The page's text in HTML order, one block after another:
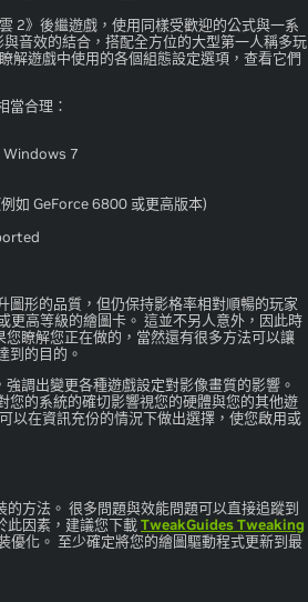
2》後繼遊戲，使用同樣受歡迎的公式與一系
音效的結合，搭配全方位的大型第一人稱多玩
解遊戲中使用的各個組態設定選項，查看它們
當合理：
Windows 7
如 GeForce 6800 或更高版本)
形的品質，但仍保持影格率相對順暢的玩家
更高等級的繪圖卡。 這並不另人意外，因此時
瞭解您正在做的，當然還有很多方法可以讓
到的目的。
調出變更各種遊戲設定對影像畫質的影響。
您的系統的確切影響視您的硬體與您的其他遊
以在資訊充份的情況下做出選擇，使您啟用或
方法。 很多問題與效能問題可以直接追蹤到
此因素，建議您下載TweakGuides Tweaking
優化。 至少確定將您的繪圖驅動程式更新到最